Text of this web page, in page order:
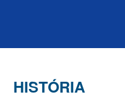
HISTÓRIA